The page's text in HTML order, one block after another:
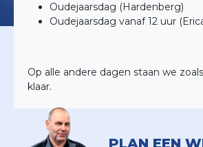
Oudejaarsdag (Hardenberg)
Oudejaarsdag vanaf 12 uur
Op alle andere dagen staan we
klaar.